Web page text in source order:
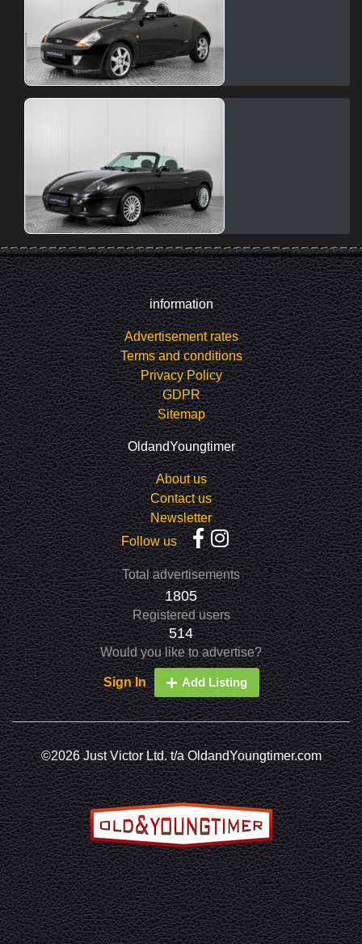
information
Advertisement rates
Terms and conditions
Privacy Policy
GDPR
Sitemap
OldandYoungtimer
About us
Contact us
Newsletter
Follow us
Total advertisements
1805
Registered users
514
Would you like to advertise?
Sign In Add Listing
©2026 Just Victor Ltd. t/a OldandYoungtimer.com